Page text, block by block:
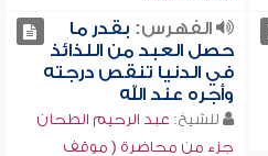
الفهرس: بقدر ما
حصل العبد من اللذائذ
في الدنيا تنقص درجته
وأجره عند الله
للشيخ: عبد الرحيم الطحان
جزء من محاضرة ( موقف